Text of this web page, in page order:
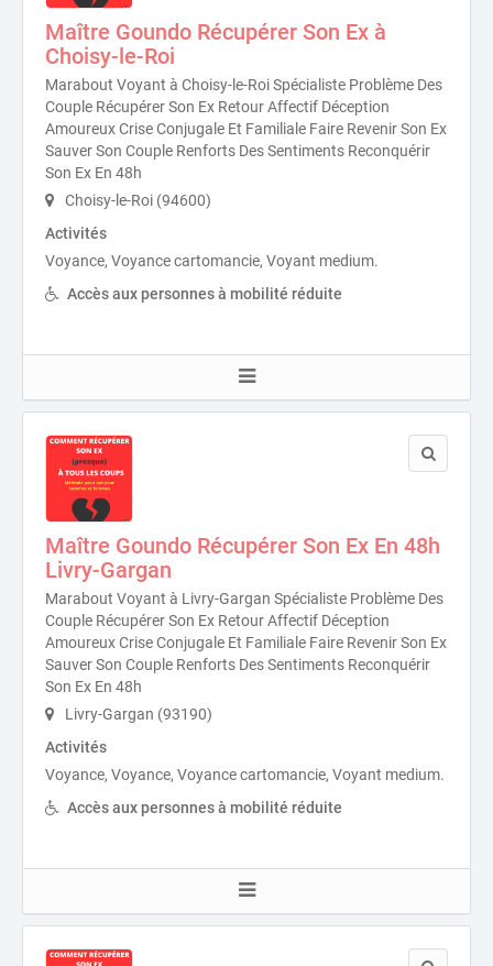
Maître Goundo Récupérer Son Ex à
Choisy-le-Roi
Marabout Voyant à Choisy-le-Roi Spécialiste Problème Des
Couple Récupérer Son Ex Retour Affectif Déception
Amoureux Crise Conjugale Et Familiale Faire Revenir Son Ex
Sauver Son Couple Renforts Des Sentiments Reconquérir
Son Ex En 48h
Choisy-le-Roi (94600)
Activités
Voyance, Voyance cartomancie, Voyant medium.
Accès aux personnes à mobilité réduite
Maître Goundo Récupérer Son Ex En 48h
Livry-Gargan
Marabout Voyant à Livry-Gargan Spécialiste Problème Des
Couple Récupérer Son Ex Retour Affectif Déception
Amoureux Crise Conjugale Et Familiale Faire Revenir Son Ex
Sauver Son Couple Renforts Des Sentiments Reconquérir
Son Ex En 48h
Livry-Gargan (93190)
Activités
Voyance, Voyance, Voyance cartomancie, Voyant medium.
Accès aux personnes à mobilité réduite